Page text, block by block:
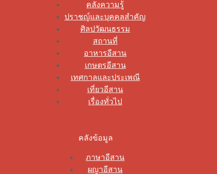
คลังความรู้
ปราชญ์และบุคคลสำคัญ
ศิลปวัฒนธรรม
สถานที่
อาหารอีสาน
เกษตรอีสาน
เทศกาลและประเพณี
เที่ยวอีสาน
เรื่องทั่วไป
คลังข้อมูล
ภาษาอีสาน
ผญาอีสาน